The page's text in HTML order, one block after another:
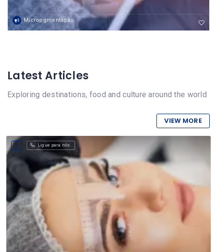
Micropgmentação
Latest Articles
Exploring destinations, food and culture around the world
VIEW MORE
Ligue para nós.